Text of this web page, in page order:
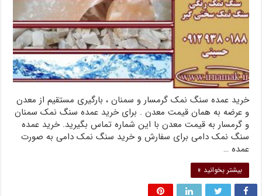
خرید عمده سنگ نمک گرمسار و سمنان ، بارگیری مستقیم از معدن
و عرضه به همان قیمت معدن . برای خرید عمده سنگ نمک سمنان
و گرمسار به قیمت معدن با این شماره تماس بگیرید. خرید عمده
سنگ نمک دامی برای سفارش و خرید سنگ نمک دامی به صورت
عمده …
بیشتر بخوانید »